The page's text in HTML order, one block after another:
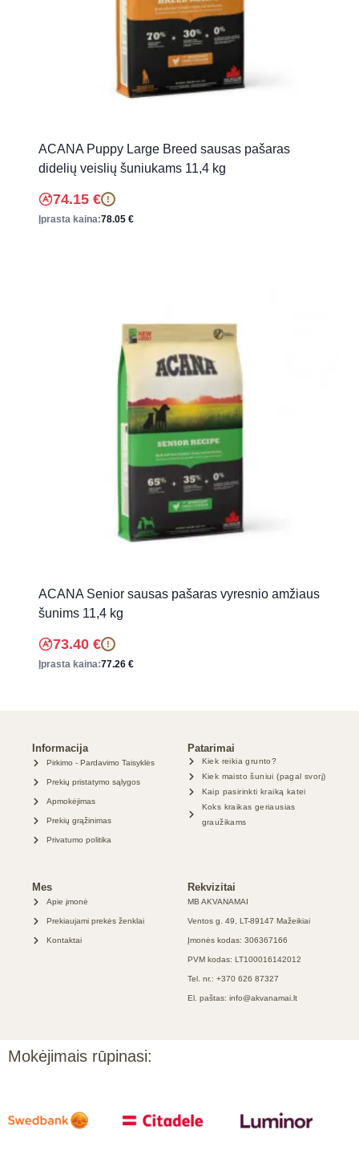
ACANA Puppy Large Breed sausas pašaras
didelių veislių šuniukams 11,4 kg
74.15 € !
Įprasta kaina:78.05 €
ACANA Senior sausas pašaras vyresnio amžiaus
šunims 11,4 kg
73.40 € !
Įprasta kaina:77.26 €
Informacija
Pirkimo - Pardavimo Taisyklės
Prekių pristatymo sąlygos
Apmokėjimas
Prekių grąžinimas
Privatumo politika
Patarimai
Kiek reikia grunto?
Kiek maisto šuniui (pagal svorį)
Kaip pasirinkti kraiką katei
Koks kraikas geriausias
graužikams
Mes
Apie įmonė
Prekiaujami prekės ženklai
Kontaktai
Rekvizitai
MB AKVANAMAI
Ventos g. 49, LT-89147 Mažeikiai
Įmonės kodas: 306367166
PVM kodas: LT100016142012
Tel. nr.: +370 626 87327
El. paštas: info@akvanamai.lt
Mokėjimais rūpinasi: